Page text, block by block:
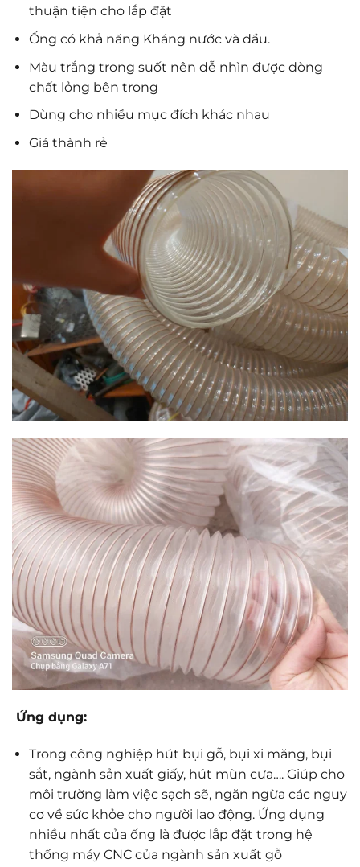
thuận tiện cho lắp đặt
Ống có khả năng Kháng nước và dầu.
Màu trắng trong suốt nên dễ nhìn được dòng
chất lỏng bên trong
Dùng cho nhiều mục đích khác nhau
Giá thành rẻ
Ứng dụng:
Trong công nghiệp hút bụi gỗ, bụi xi măng, bụi
sắt, ngành sản xuất giấy, hút mùn cưa…. Giúp cho
môi trường làm việc sạch sẽ, ngăn ngừa các nguy
cơ về sức khỏe cho người lao động. Ứng dụng
nhiều nhất của ống là được lắp đặt trong hệ
thống máy CNC của ngành sản xuất gỗ